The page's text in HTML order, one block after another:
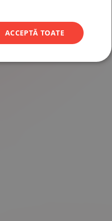
ACCEPTĂ TOATE